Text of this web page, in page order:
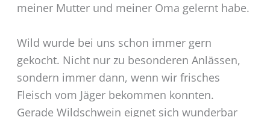
meiner Mutter und meiner Oma gelernt habe.
Wild wurde bei uns schon immer gern
gekocht. Nicht nur zu besonderen Anlässen,
sondern immer dann, wenn wir frisches
Fleisch vom Jäger bekommen konnten.
Gerade Wildschwein eignet sich wunderbar